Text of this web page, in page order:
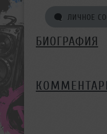
ЛИЧНОЕ
БИОГРАФИЯ